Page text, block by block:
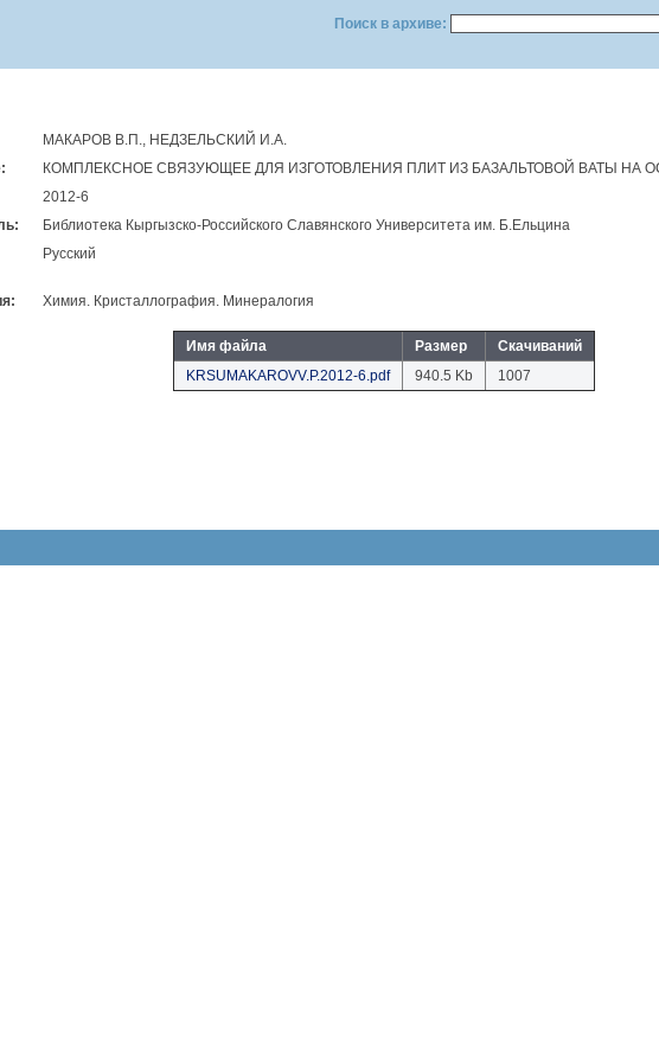
Поиск в архиве:
МАКАРОВ В.П., НЕДЗЕЛЬСКИЙ И.А.
КОМПЛЕКСНОЕ СВЯЗУЮЩЕЕ ДЛЯ ИЗГОТОВЛЕНИЯ ПЛИТ ИЗ БАЗАЛЬТОВОЙ ВАТЫ НА
2012-6
Библиотека Кыргызско-Российского Славянского Университета им. Б.Eльцина
Русский
Химия. Кристаллография. Минералогия
Имя файла Размер
Скачиваний
KRSUMAKAROVV.P.2012-6.pdf
940.5 Kb 1007